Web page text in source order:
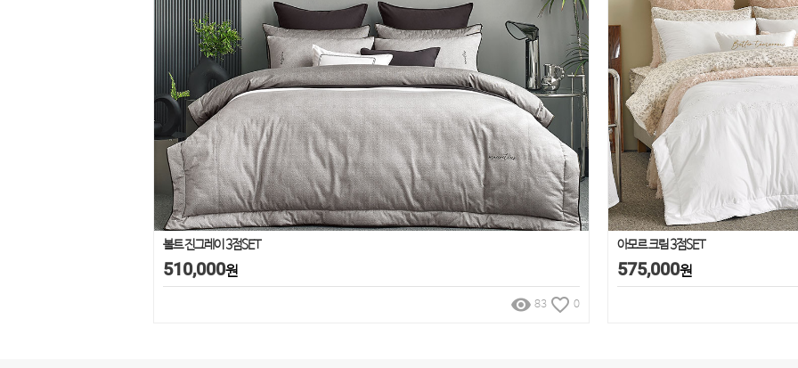
볼트 진그레이 3점SET
510,000원
remove_red_eye 83 favorite_border 0
아모르 크림 3점SET
575,000원